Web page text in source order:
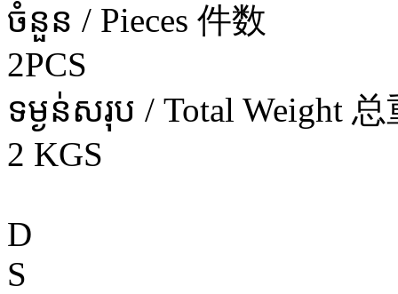
ចំនួន / Pieces 件数
2PCS
ទម្ងន់សរុប / Total Weight 总
2 KGS
D
S